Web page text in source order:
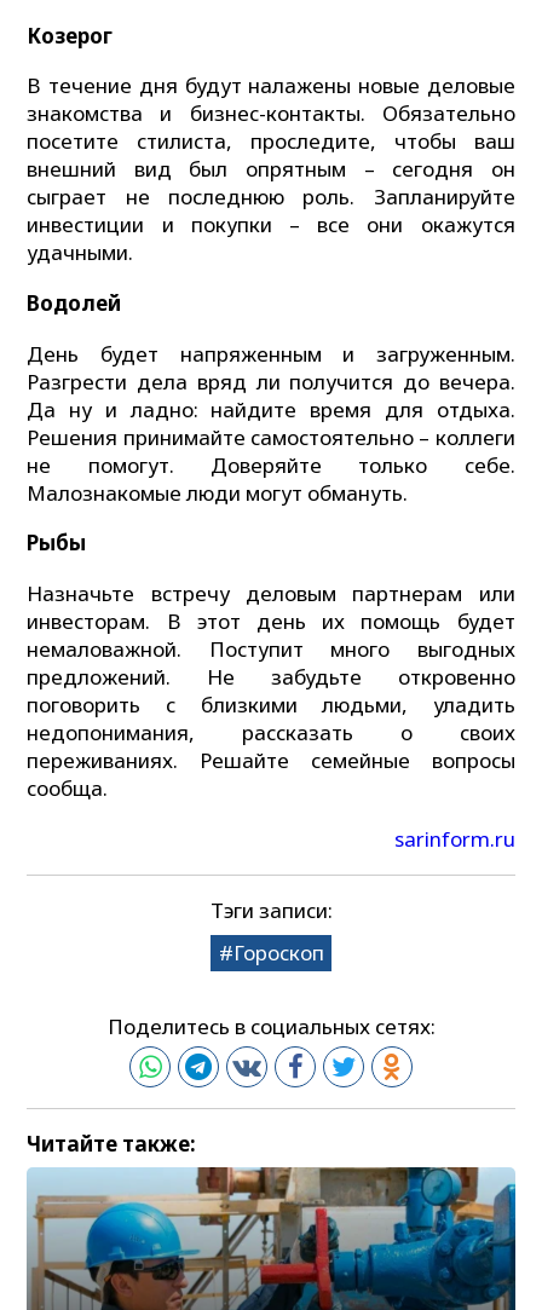
Козерог
В течение дня будут налажены новые деловые
знакомства и бизнес-контакты. Обязательно
посетите стилиста, проследите, чтобы ваш
внешний вид был опрятным – сегодня он
сыграет не последнюю роль. Запланируйте
инвестиции и покупки – все они окажутся
удачными.
Водолей
День будет напряженным и загруженным.
Разгрести дела вряд ли получится до вечера.
Да ну и ладно: найдите время для отдыха.
Решения принимайте самостоятельно – коллеги
не помогут. Доверяйте только себе.
Малознакомые люди могут обмануть.
Рыбы
Назначьте встречу деловым партнерам или
инвесторам. В этот день их помощь будет
немаловажной. Поступит много выгодных
предложений. Не забудьте откровенно
поговорить с близкими людьми, уладить
недопонимания, рассказать о своих
переживаниях. Решайте семейные вопросы
сообща.
sarinform.ru
Тэги записи:
Гороскоп
Поделитесь в социальных сетях:
Читайте также: